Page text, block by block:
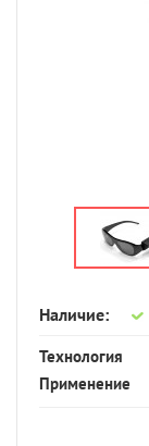
Наличие:
Технология
Применение